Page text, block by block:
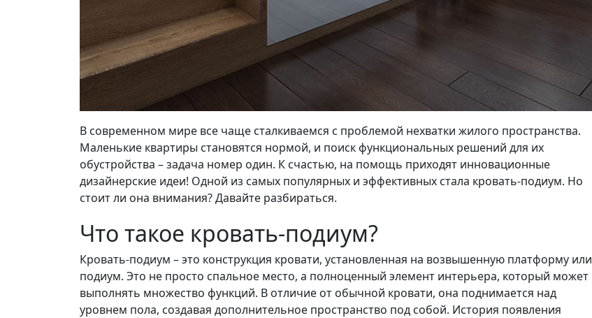
В современном мире все чаще сталкиваемся с проблемой нехватки жилого пространства.
Маленькие квартиры становятся нормой, и поиск функциональных решений для их
обустройства – задача номер один. К счастью, на помощь приходят инновационные
дизайнерские идеи! Одной из самых популярных и эффективных стала кровать-подиум. Но
стоит ли она внимания? Давайте разбираться.
Что такое кровать-подиум?
Кровать-подиум – это конструкция кровати, установленная на возвышенную платформу или
подиум. Это не просто спальное место, а полноценный элемент интерьера, который может
выполнять множество функций. В отличие от обычной кровати, она поднимается над
уровнем пола, создавая дополнительное пространство под собой. История появления